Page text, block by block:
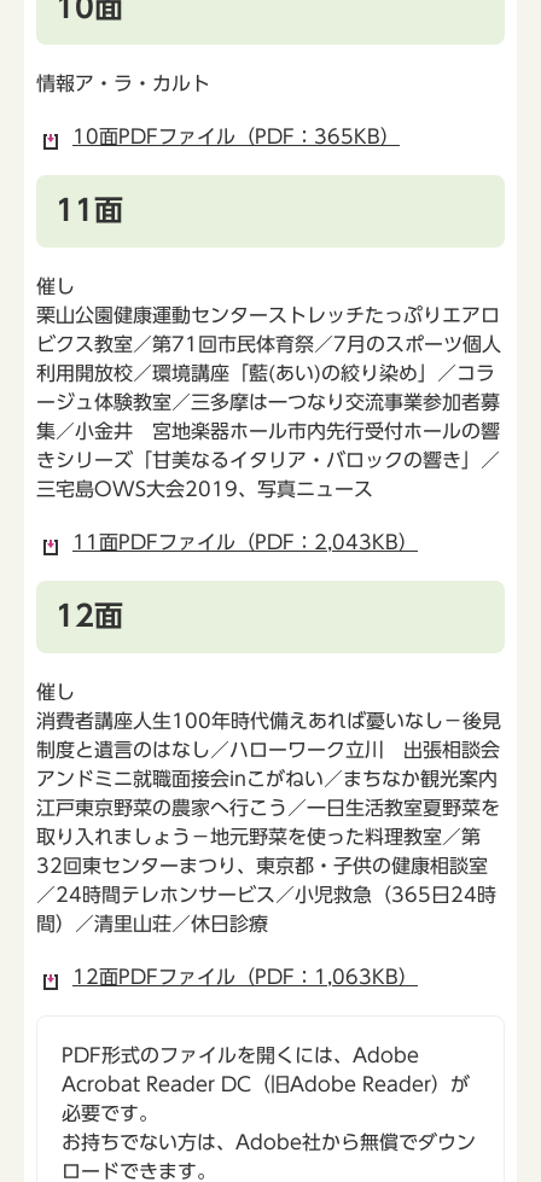
10面
情報ア・ラ・カルト
10面PDFファイル（PDF：365KB）
11面
催し
栗山公園健康運動センターストレッチたっぷりエアロ
ビクス教室／第71回市民体育祭／7月のスポーツ個人
利用開放校／環境講座「藍(あい)の絞り染め」／コラ
ージュ体験教室／三多摩は一つなり交流事業参加者募
集／小金井 宮地楽器ホール市内先行受付ホールの響
きシリーズ「甘美なるイタリア・バロックの響き」／
三宅島OWS大会2019、写真ニュース
11面PDFファイル（PDF：2,043KB）
12面
催し
消費者講座人生100年時代備えあれば憂いなし－後見
制度と遺言のはなし／ハローワーク立川 出張相談会
アンドミニ就職面接会inこがねい／まちなか観光案内
江戸東京野菜の農家へ行こう／一日生活教室夏野菜を
取り入れましょう－地元野菜を使った料理教室／第
32回東センターまつり、東京都・子供の健康相談室
／24時間テレホンサービス／小児救急（365日24時
間）／清里山荘／休日診療
12面PDFファイル（PDF：1,063KB）
PDF形式のファイルを開くには、Adobe
Acrobat Reader DC（旧Adobe Reader）が
必要です。
お持ちでない方は、Adobe社から無償でダウン
ロードできます。